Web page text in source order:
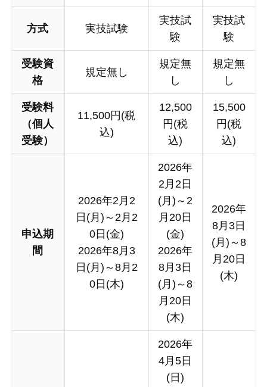
方式 実技試験
実技試
験
実技試
験
受験資
格
規定無し
規定無
し
規定無
し
受験料
（個人
受験）
11,500円(税
込)
12,500
円(税
込)
15,500
円(税
込)
申込期
間
2026年2月2
日(月)～2月2
0日(金)
2026年8月3
日(月)～8月2
0日(木)
2026年
2月2日
(月)～2
月20日
(金)
2026年
8月3日
(月)～8
月20日
(木)
2026年
8月3日
(月)～8
月20日
(木)
2026年
4月5日
(日)